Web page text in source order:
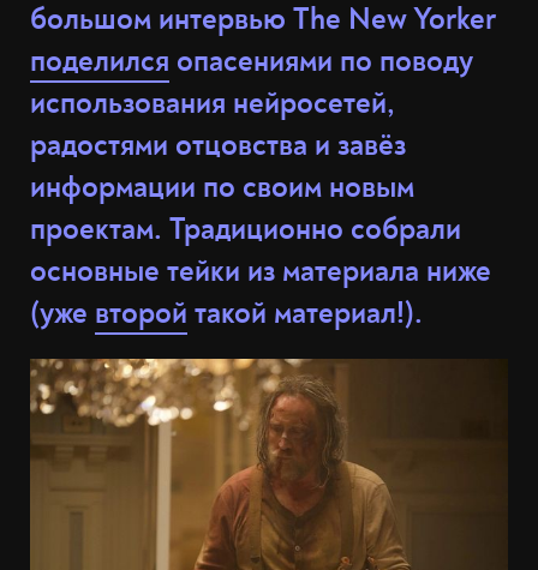
большом интервью The New Yorker
поделился опасениями по поводу
использования нейросетей,
радостями отцовства и завёз
информации по своим новым
проектам. Традиционно собрали
основные тейки из материала ниже
(уже второй такой материал!).